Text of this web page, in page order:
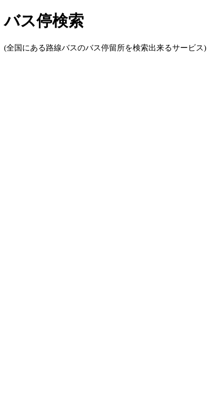
バス停検索
(全国にある路線バスのバス停留所を検索出来るサービス)